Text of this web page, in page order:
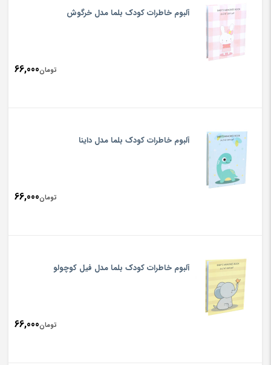
آلبوم خاطرات کودک بلما مدل خرگوش
تومان66,000
آلبوم خاطرات کودک بلما مدل داینا
تومان66,000
آلبوم خاطرات کودک بلما مدل فیل کوچولو
تومان66,000